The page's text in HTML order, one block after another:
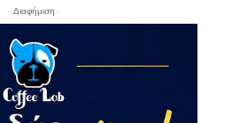
- Διαφήμιση -